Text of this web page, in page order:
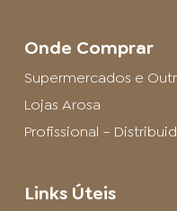
Onde Comprar
Supermercados e
Lojas Arosa
Profissional –
Links Úteis